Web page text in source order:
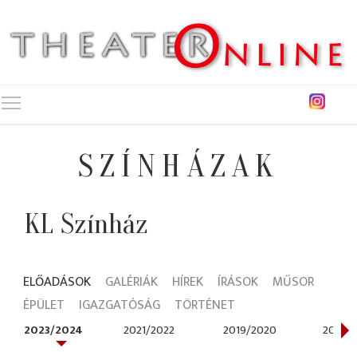
SZÍNHÁZAK
KL Színház
ELŐADÁSOK GALÉRIÁK HÍREK ÍRÁSOK
MŰSOR
ÉPÜLET
IGAZGATÓSÁG TÖRTÉNET
2023/2024 2021/2022 2019/2020 2015/